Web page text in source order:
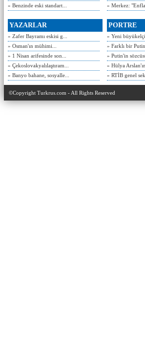
» Benzinde eski standart...
» Merkez:
YAZARLAR
» Zafer Bayramı eskisi g...
» Osman'ın mühimi...
» 1 Nisan arifesinde son...
» Çekoslovakyalılaştıram...
» Banyo bahane, sosyalle...
PORTRE
» Yeni
» Farklı bir
» Putin'in
» Hülya
» RTİB genel
©Copyright Turkrus.com - All Rights Reserved